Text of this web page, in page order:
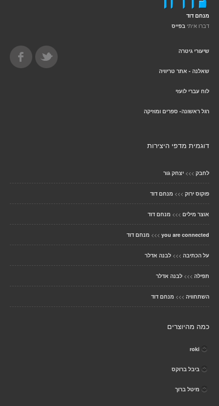
מנחם דוד
דברו איתי בפייס
שיעורי גיטרה
שאלנה - אתר טריוויה
לוח עברי לועזי
רגל ראשונה- ספרים ומוזיקה
דוגמית מדפי היצירות
לחבק >>> יצחק גור
פוקוס ירוק >>> מנחם דוד
אוצר מילים >>> מנחם דוד
you are connected
>>> מנחם דוד
על הכתיבה >>> לבנה אדלר
תפילה >>> לבנה אדלר
השתחוויה >>> מנחם דוד
כמה מהיוצרים
roki
ביבל ברוקס
מיטל ברוך